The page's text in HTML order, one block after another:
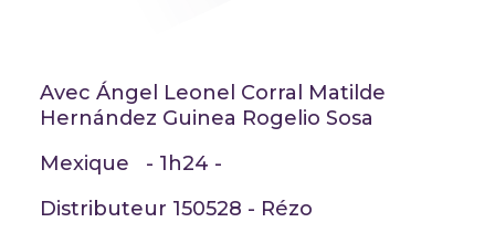
Avec Ángel Leonel Corral Matilde
Hernández Guinea Rogelio Sosa
Mexique - 1h24 -
Distributeur 150528 - Rézo